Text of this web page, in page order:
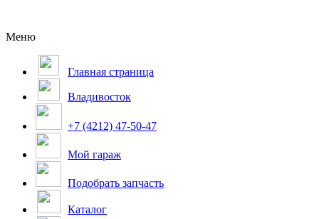
Меню
Главная страница
Владивосток
+7 (4212) 47-50-47
Мой гараж
Подобрать запчасть
Каталог